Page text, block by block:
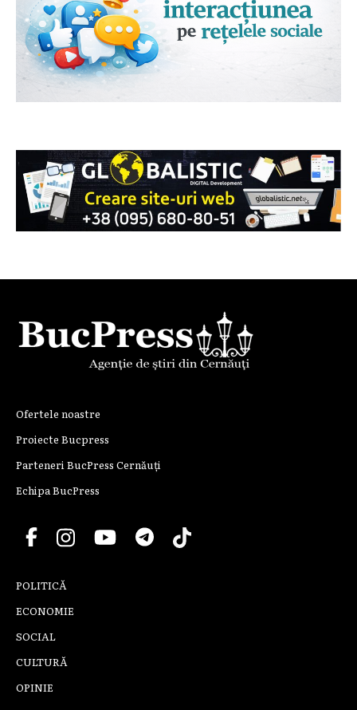
Ofertele noastre
Proiecte Bucpress
Parteneri BucPress Cernăuți
Echipa BucPress
POLITICĂ
ECONOMIE
SOCIAL
CULTURĂ
OPINIE